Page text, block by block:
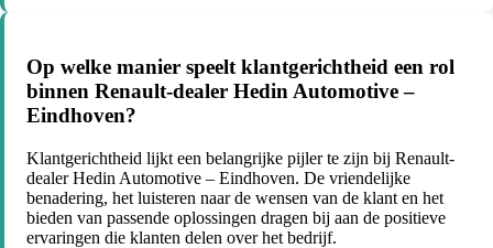
Op welke manier speelt klantgerichtheid een rol
binnen Renault-dealer Hedin Automotive –
Eindhoven?
Klantgerichtheid lijkt een belangrijke pijler te zijn bij Renault-
dealer Hedin Automotive – Eindhoven. De vriendelijke
benadering, het luisteren naar de wensen van de klant en het
bieden van passende oplossingen dragen bij aan de positieve
ervaringen die klanten delen over het bedrijf.